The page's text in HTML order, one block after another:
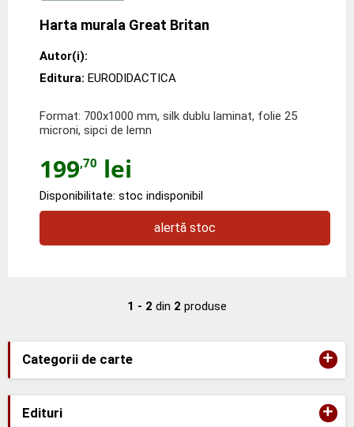
Categorii de carte +
Edituri +
Harta murala Great Britan
Autor(i):
Editura: EURODIDACTICA
Format: 700x1000 mm, silk dublu laminat, folie 25
microni, sipci de lemn
199,70 lei
Disponibilitate: stoc indisponibil
alertă stoc
1 - 2 din 2 produse